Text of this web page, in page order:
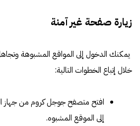
زيارة صفحة غير آمنة
يمكنك الدخول إلى المواقع المشبوهة
خلال إتباع الخطوات التالية:
افتح متصفح جوجل كروم من جهاز
إلى الموقع المشبوه.